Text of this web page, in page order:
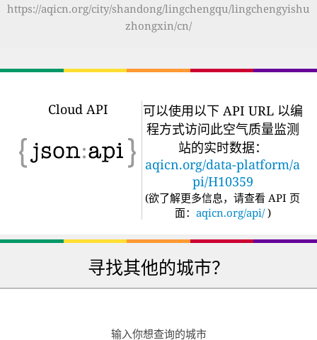
https://aqicn.org/city/shandong/lingchengqu/lingchengyishu
zhongxin/cn/
Cloud API
可以使用以下 API URL 以编
程方式访问此空气质量监测
站的实时数据：
aqicn.org/data-platform/a
pi/H10359
(欲了解更多信息，请查看 API 页
面： aqicn.org/api/ )
寻找其他的城市？
输入你想查询的城市